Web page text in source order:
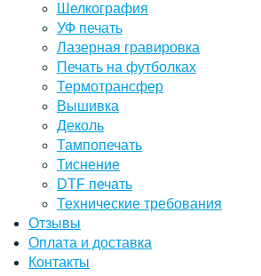
Шелкография
УФ печать
Лазерная гравировка
Печать на футболках
Термотрансфер
Вышивка
Деколь
Тампопечать
Тиснение
DTF печать
Технические требования
Отзывы
Оплата и доставка
Контакты